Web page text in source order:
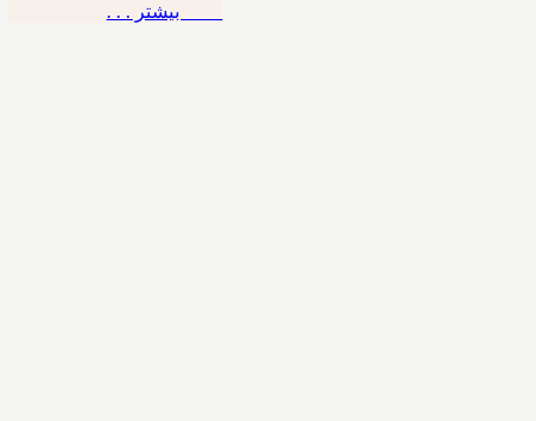
بیشتر . . .